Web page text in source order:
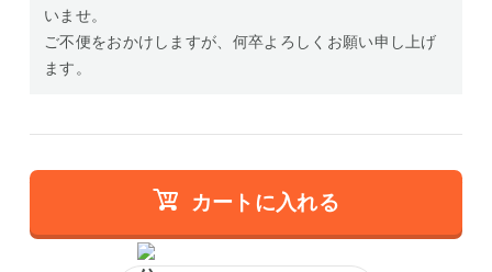
いませ。
ご不便をおかけしますが、何卒よろしくお願い申し上げ
ます。
カートに入れる